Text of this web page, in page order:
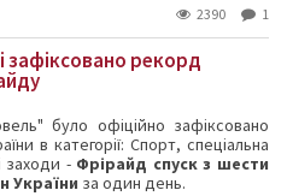
2390 1
зафіксовано рекорд
було офіційно зафіксовано
в категорії: Спорт, спеціальна
заходи - Фрірайд спуск з шести
України за один день.